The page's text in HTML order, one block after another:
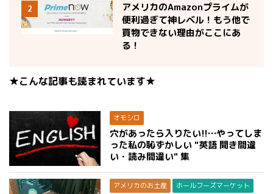
2
アメリカのAmazonプライムが
便利過ぎて神レベル！もう他で
買物できない理由がここにあ
る！
★こんな記事も読まれています★
オモシロ
穴があったら入りたい!!…やってしま
った私の恥ずかしい "英語 聞き間違
い・読み間違い" 集
アメリカのお土産 ホールフーズマーケット